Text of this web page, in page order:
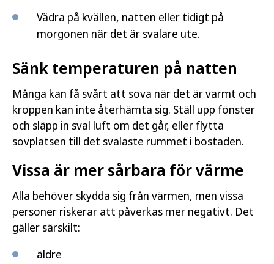
Vädra på kvällen, natten eller tidigt på
morgonen när det är svalare ute.
Sänk temperaturen på natten
Många kan få svårt att sova när det är varmt och
kroppen kan inte återhämta sig. Ställ upp fönster
och släpp in sval luft om det går, eller flytta
sovplatsen till det svalaste rummet i bostaden.
Vissa är mer sårbara för värme
Alla behöver skydda sig från värmen, men vissa
personer riskerar att påverkas mer negativt. Det
gäller särskilt:
äldre